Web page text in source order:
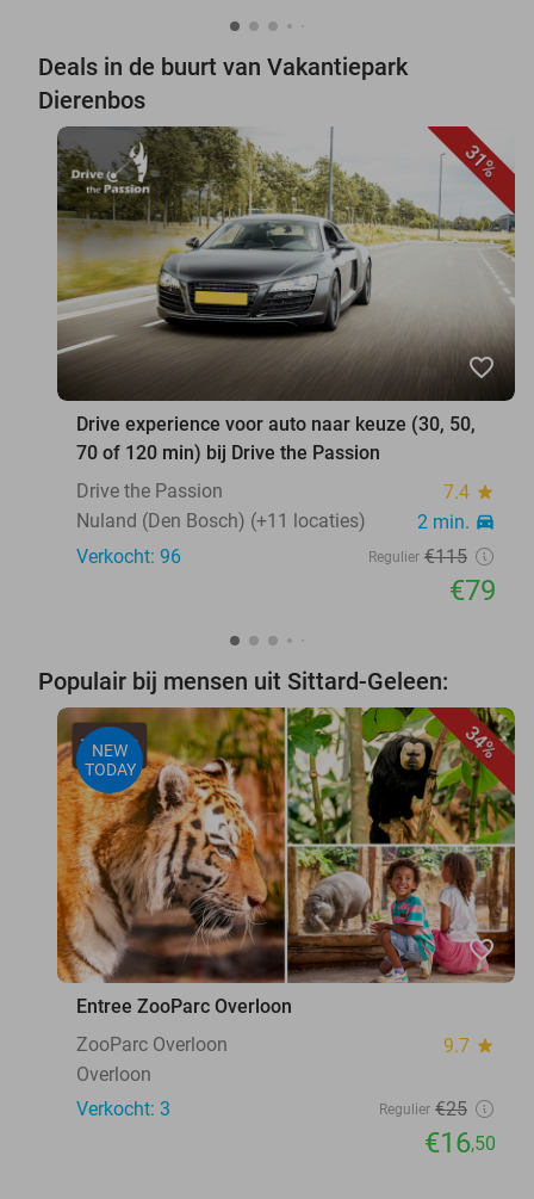
Deals in de buurt van Vakantiepark
Dierenbos
31%
favorite_border
Drive experience voor auto naar keuze (30, 50,
70 of 120 min) bij Drive the Passion
Drive the Passion
7.4 star
Nuland (Den Bosch) (+11 locaties) 2 min. directions_car
Verkocht: 96 Regulier €115
€79
Populair bij mensen uit Sittard-Geleen:
34%
NEW
TODAY
favorite_border
Entree ZooParc Overloon
ZooParc Overloon
9.7 star
Overloon
Verkocht: 3
Regulier €25
€16,50